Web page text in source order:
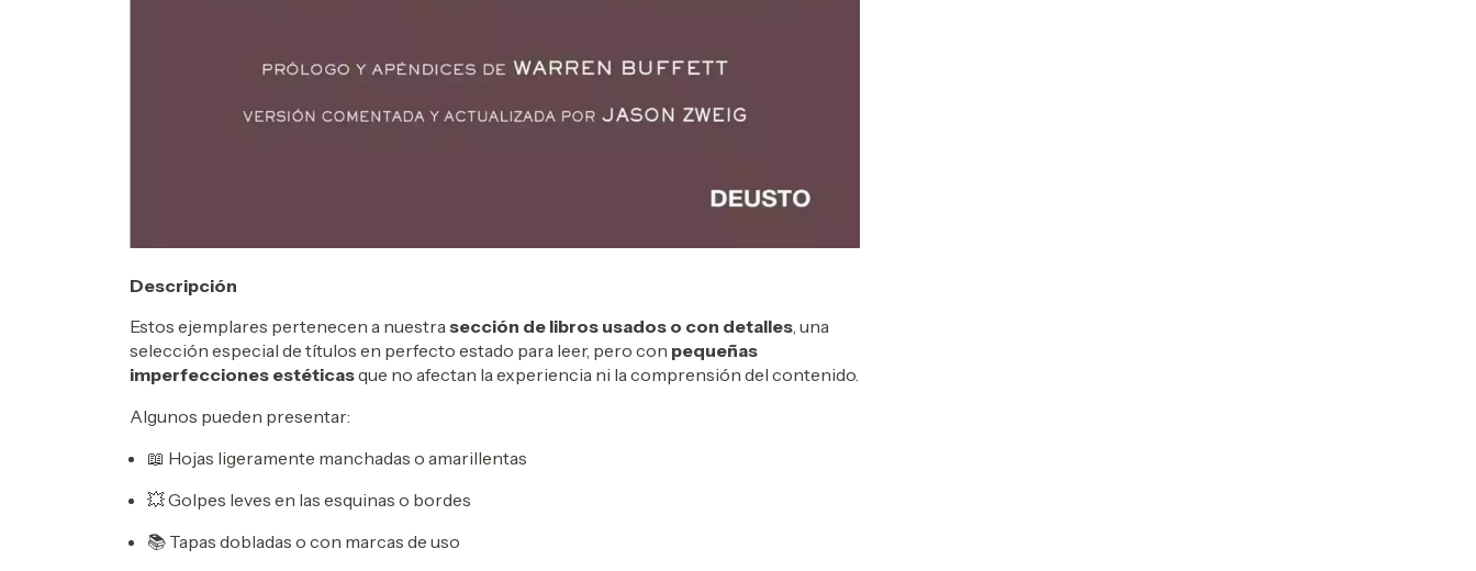
Descripción
Estos ejemplares pertenecen a nuestrasección de libros usados o con detalles, una
selección especial de títulos en perfecto estado para leer, pero con pequeñas
imperfecciones estéticasque no afectan la experiencia ni la comprensión del contenido.
Algunos pueden presentar:
📖 Hojas ligeramente manchadas o amarillentas
💥 Golpes leves en las esquinas o bordes
📚 Tapas dobladas o con marcas de uso